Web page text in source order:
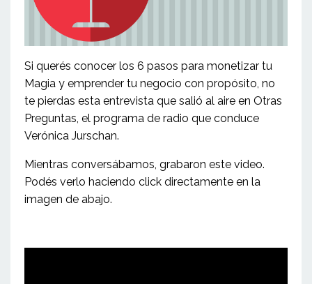
Si querés conocer los 6 pasos para monetizar tu
Magia y emprender tu negocio con propósito, no
te pierdas esta entrevista que salió al aire en Otras
Preguntas, el programa de radio que conduce
Verónica Jurschan.
Mientras conversábamos, grabaron este video.
Podés verlo haciendo click directamente en la
imagen de abajo.